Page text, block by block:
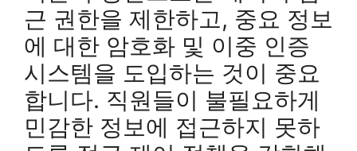
근 권한을 제한하고, 중요 정보
에 대한 암호화 및 이중 인증
시스템을 도입하는 것이 중요
합니다. 직원들이 불필요하게
민감한 정보에 접근하지 못하